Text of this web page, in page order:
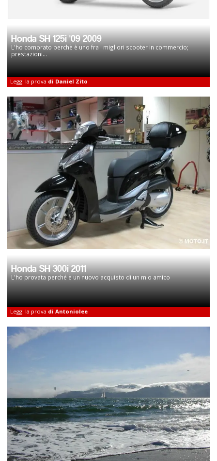
Honda SH 125i '09 2009
L'ho comprato perchè è uno fra i migliori scooter in commercio;
prestazioni...
Leggi la prova di Daniel Zito
Honda SH 300i 2011
L'ho provata perché è un nuovo acquisto di un mio amico
Leggi la prova di Antoniolee